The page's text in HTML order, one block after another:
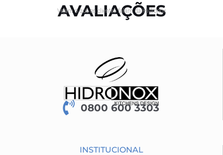
AVALIAÇÕES
Vejam o que os clientes falam da Hidronox
0800 600 3303
INSTITUCIONAL